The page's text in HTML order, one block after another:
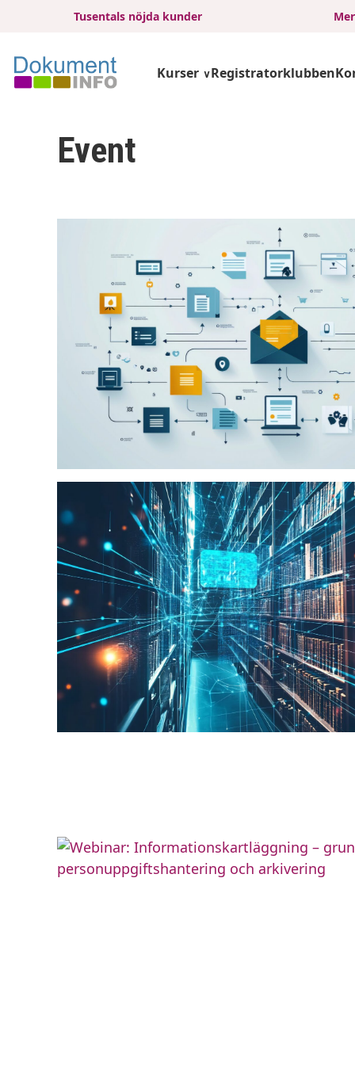
Tusentals nöjda kunder
Kurser Registratorklubben
Event